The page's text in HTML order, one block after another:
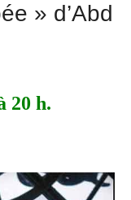
» d’Abd
20 h.